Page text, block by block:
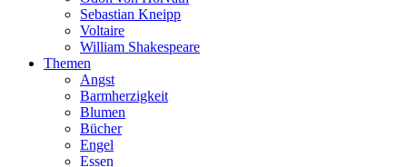
Sebastian Kneipp
Voltaire
William Shakespeare
Themen
Angst
Barmherzigkeit
Blumen
Bücher
Engel
Essen